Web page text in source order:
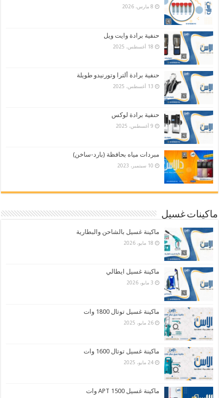
8 مارس، 2026
حنفية برادة وايت ويل
18 أغسطس، 2025
حنفية برادة ألترا وتورنيدو طويلة
13 أغسطس، 2025
حنفية برادة لوكس
9 أغسطس، 2025
مبردات مياه بحافظة (بارد-ساخن)
10 سبتمبر، 2023
ماكينات غسيل
ماكينة غسيل بالشاحن والبطارية
18 مايو، 2026
ماكينة غسيل ايطالي
3 مايو، 2026
ماكينة غسيل توتال 1800 وات
26 مايو، 2025
ماكينة غسيل توتال 1600 وات
24 مايو، 2025
ماكينة غسيل APT 1500 وات